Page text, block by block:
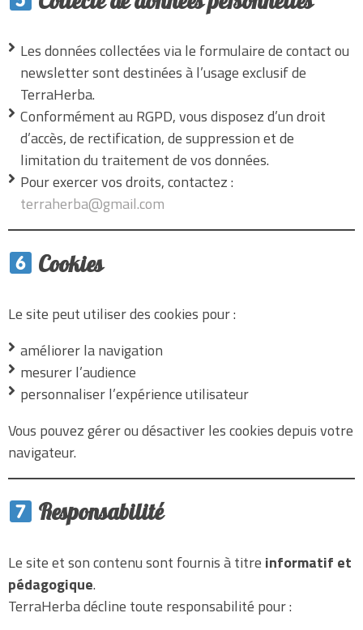
Les données collectées via le formulaire de contact ou
newsletter sont destinées à l’usage exclusif de
TerraHerba.
Conformément au RGPD, vous disposez d’un droit
d’accès, de rectification, de suppression et de
limitation du traitement de vos données.
Pour exercer vos droits, contactez :
terraherba@gmail.com
Cookies
Le site peut utiliser des cookies pour :
améliorer la navigation
mesurer l’audience
personnaliser l’expérience utilisateur
Vous pouvez gérer ou désactiver les cookies depuis votre
navigateur.
Responsabilité
Le site et son contenu sont fournis à titre informatif et
pédagogique.
TerraHerba décline toute responsabilité pour :